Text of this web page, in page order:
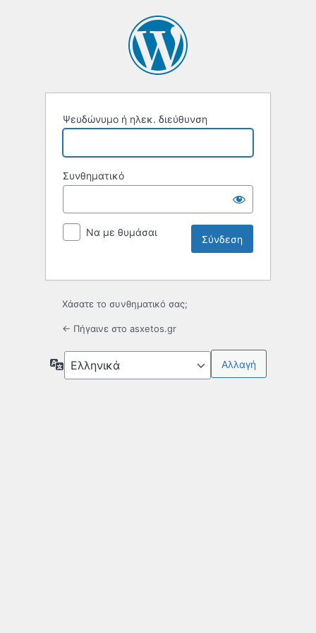
Ψευδώνυμο ή ηλεκ. διεύθυνση
Συνθηματικό
Να με θυμάσαι
Χάσατε το συνθηματικό σας;
← Πήγαινε στο asxetos.gr
Γλώσσα